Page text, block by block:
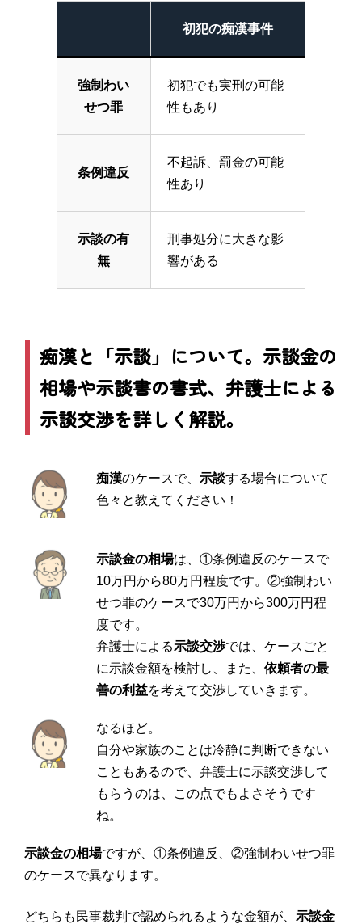
初犯の痴漢事件
強制わい
せつ罪
初犯でも実刑の可能
性もあり
条例違反
不起訴、罰金の可能
性あり
示談の有
無
刑事処分に大きな影
響がある
痴漢と「示談」について。示談金の
相場や示談書の書式、弁護士による
示談交渉を詳しく解説。
痴漢のケースで、示談する場合について
色々と教えてください！
示談金の相場は、①条例違反のケースで
10万円から80万円程度です。②強制わい
せつ罪のケースで30万円から300万円程
度です。
弁護士による示談交渉では、ケースごと
に示談金額を検討し、また、依頼者の最
善の利益を考えて交渉していきます。
なるほど。
自分や家族のことは冷静に判断できない
こともあるので、弁護士に示談交渉して
もらうのは、この点でもよさそうです
ね。
示談金の相場ですが、①条例違反、②強制わいせつ罪
のケースで異なります。
どちらも民事裁判で認められるような金額が、 示談金